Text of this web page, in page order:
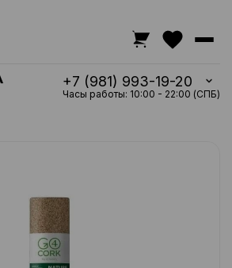
+7 (981) 993-19-20
Часы работы: 10:00 - 22:00 (СПБ)